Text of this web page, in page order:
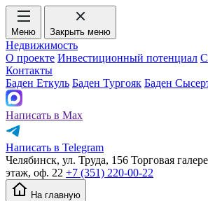
Меню Закрыть меню
Недвижимость
О проекте Инвестиционный потенциал
Контакты
Баден Еткуль Баден Тургояк Баден
Написать в Max
Написать в Telegram
Челябинск, ул. Труда, 156 Торговая
этаж, оф. 22 +7 (351) 220-00-22
На главную